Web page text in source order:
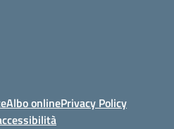
Albo onlinePrivacy Policy